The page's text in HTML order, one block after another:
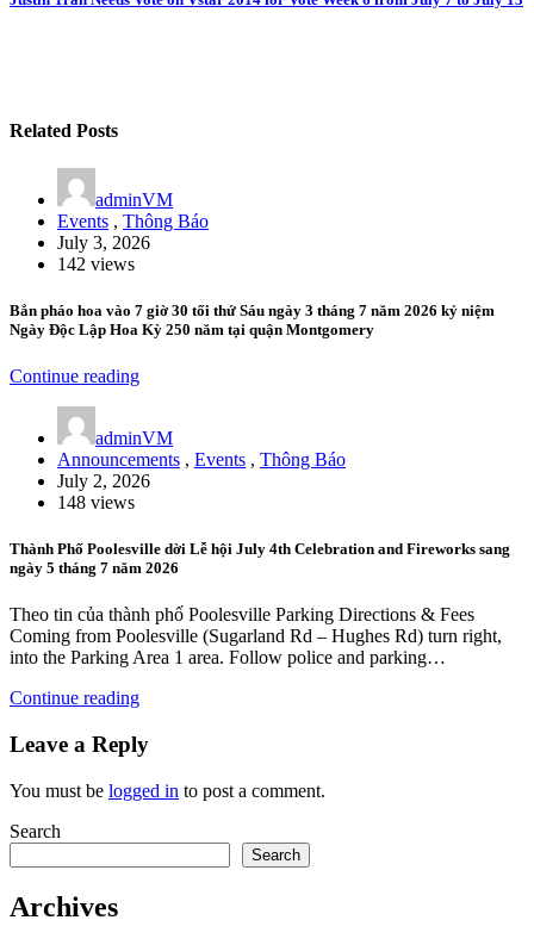
Related Posts
adminVM
Events , Thông Báo
July 3, 2026
142 views
Bắn pháo hoa vào 7 giờ 30 tối thứ Sáu ngày 3 tháng 7 năm 2026 kỷ niệm
Ngày Độc Lập Hoa Kỳ 250 năm tại quận Montgomery
Continue reading
adminVM
Announcements , Events , Thông Báo
July 2, 2026
148 views
Thành Phố Poolesville dời Lễ hội July 4th Celebration and Fireworks sang
ngày 5 tháng 7 năm 2026
Theo tin của thành phố Poolesville Parking Directions & Fees
Coming from Poolesville (Sugarland Rd – Hughes Rd) turn right,
into the Parking Area 1 area. Follow police and parking…
Continue reading
Leave a Reply
You must be logged in to post a comment.
Search
Search
Archives